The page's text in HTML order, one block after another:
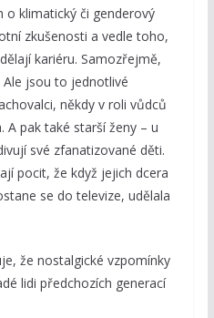
klimatický či genderový
zkušenosti a vedle toho,
kariéru. Samozřejmě,
Ale jsou to jednotlivé
někdy v roli vůdců
A pak také starší ženy – u
své zfanatizované děti.
pocit, že když jejich dcera
se do televize, udělala
že nostalgické vzpomínky
lidi předchozích generací